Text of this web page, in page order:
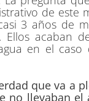
de este
3 años de
acaban
en el
que va a
no llevaban el